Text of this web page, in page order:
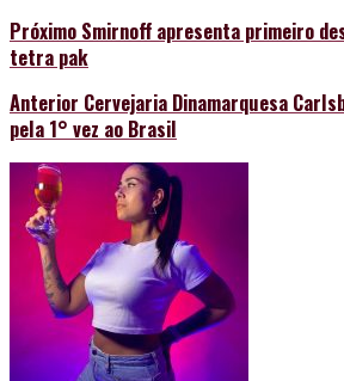
Próximo Smirnoff apresenta primeiro
tetra pak
Anterior Cervejaria Dinamarquesa
pela 1° vez ao Brasil